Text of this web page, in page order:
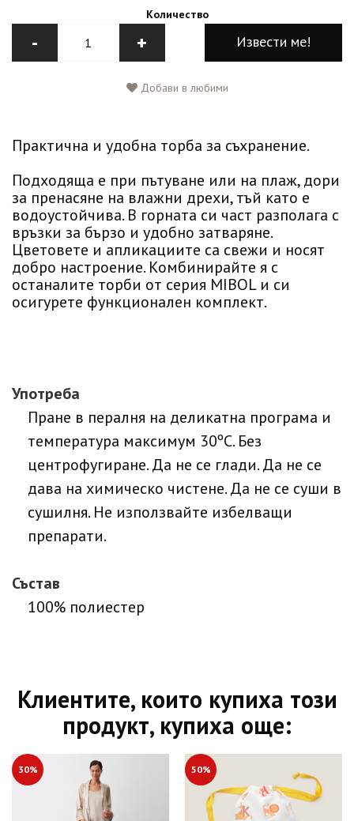
Количество
- + Извести ме!
Добави в любими
Практична и удобна торба за съхранение.
Подходяща е при пътуване или на плаж, дори
за пренасяне на влажни дрехи, тъй като е
водоустойчива. В горната си част разполага с
връзки за бързо и удобно затваряне.
Цветовете и апликациите са свежи и носят
добро настроение. Комбинирайте я с
останалите торби от серия MIBOL и си
осигурете функционален комплект.
Употреба
Пране в пералня на деликатна програма и
температура максимум 30ºC. Без
центрофугиране. Да не се глади. Да не се
дава на химическо чистене. Да не се суши в
сушилня. Не използвайте избелващи
препарати.
Състав
100% полиестер
Клиентите, които купиха този
продукт, купиха още:
30% 50%